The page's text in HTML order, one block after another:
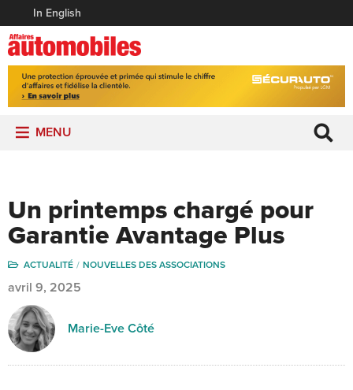
In English
MENU
Un printemps chargé pour
Garantie Avantage Plus
ACTUALITÉ NOUVELLES DES ASSOCIATIONS
avril 9, 2025
Marie-Eve Côté